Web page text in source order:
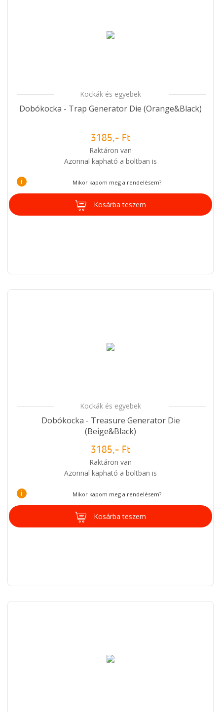
Kockák és egyebek
Dobókocka - Trap Generator Die (Orange&Black)
3185,- Ft
Raktáron van
Azonnal kapható a boltban is
i Mikor kapom meg a rendelésem?
Kosárba teszem
Kockák és egyebek
Dobókocka - Treasure Generator Die
(Beige&Black)
3185,- Ft
Raktáron van
Azonnal kapható a boltban is
i Mikor kapom meg a rendelésem?
Kosárba teszem